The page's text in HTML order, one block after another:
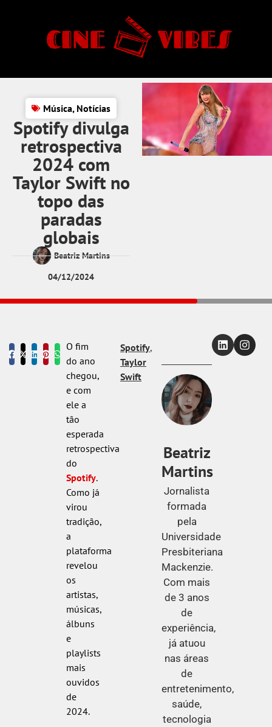
Música, Notícias
Spotify divulga
retrospectiva
2024 com
Taylor Swift no
topo das
paradas
globais
Beatriz Martins
04/12/2024
O fim
do ano
chegou,
e com
ele a
tão
esperada
retrospectiva
do
Spotify.
Como já
virou
tradição,
a
plataforma
revelou
os
artistas,
músicas,
álbuns
e
playlists
mais
ouvidos
de
2024.
Spotify,
Taylor
Swift
Beatriz
Martins
Jornalista
formada
pela
Universidade
Presbiteriana
Mackenzie.
Com mais
de 3 anos
de
experiência,
já atuou
nas áreas
de
entretenimento,
saúde,
tecnologia